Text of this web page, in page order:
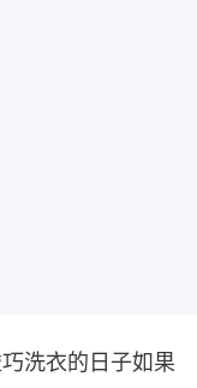
洗衣的日子如果